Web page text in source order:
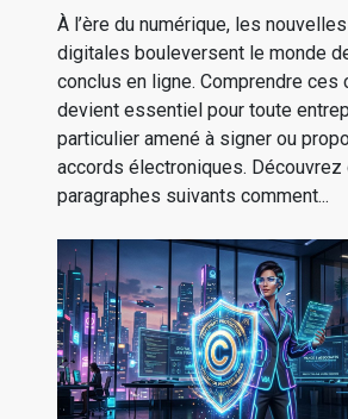
À l’ère du numérique, les
digitales bouleversent le monde
conclus en ligne. Comprendre ces
devient essentiel pour toute
particulier amené à signer ou
accords électroniques. Découvrez
paragraphes suivants comment...